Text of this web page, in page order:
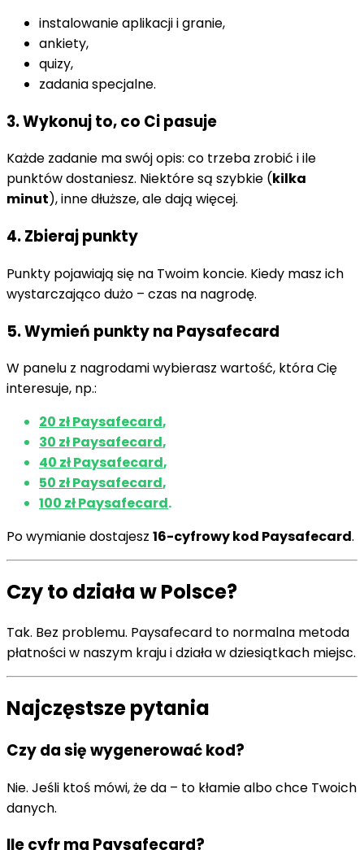
instalowanie aplikacji i granie,
ankiety,
quizy,
zadania specjalne.
3. Wykonuj to, co Ci pasuje
Każde zadanie ma swój opis: co trzeba zrobić i ile
punktów dostaniesz. Niektóre są szybkie (kilka
minut), inne dłuższe, ale dają więcej.
4. Zbieraj punkty
Punkty pojawiają się na Twoim koncie. Kiedy masz ich
wystarczająco dużo – czas na nagrodę.
5. Wymień punkty na Paysafecard
W panelu z nagrodami wybierasz wartość, która Cię
interesuje, np.:
20 zł Paysafecard,
30 zł Paysafecard,
40 zł Paysafecard,
50 zł Paysafecard,
100 zł Paysafecard.
Po wymianie dostajesz 16-cyfrowy kod Paysafecard.
Czy to działa w Polsce?
Tak. Bez problemu. Paysafecard to normalna metoda
płatności w naszym kraju i działa w dziesiątkach miejsc.
Najczęstsze pytania
Czy da się wygenerować kod?
Nie. Jeśli ktoś mówi, że da – to kłamie albo chce Twoich
danych.
Ile cyfr ma Paysafecard?